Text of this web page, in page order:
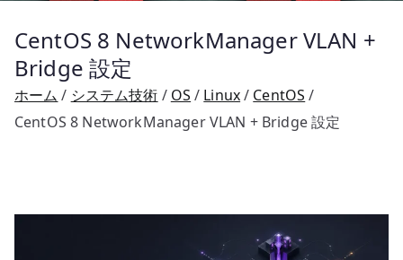
CentOS 8 NetworkManager VLAN +
Bridge 設定
ホーム システム技術 OS Linux
CentOS
CentOS 8 NetworkManager VLAN + Bridge 設定